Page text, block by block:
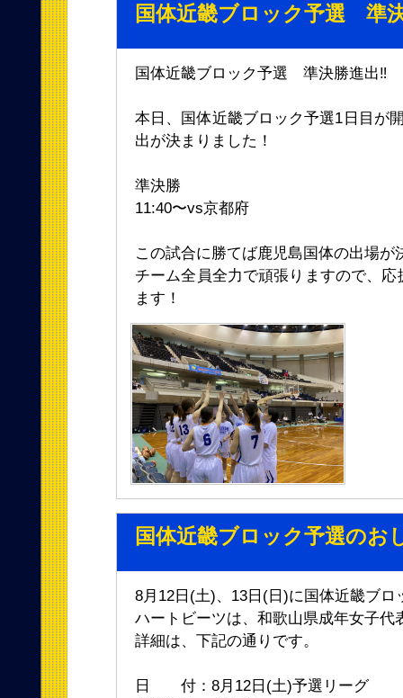
国体近畿ブロック予選 準
国体近畿ブロック予選 準決勝進出‼︎
本日、国体近畿ブロック予選1日目が
出が決まりました！
準決勝
11:40〜vs京都府
この試合に勝てば鹿児島国体の出場が
チーム全員全力で頑張りますので、
ます！
国体近畿ブロック予選のお
8月12日(土)、13日(日)に国体近畿ブロ
ハートビーツは、和歌山県成年女子代
詳細は、下記の通りです。
日 付：8月12日(土)予選リーグ